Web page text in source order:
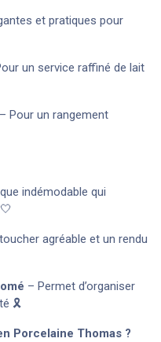
et pratiques pour
un service raffiné de lait
– Pour un rangement
indémodable qui
agréable et un rendu
– Permet d’organiser
🎗️
Porcelaine Thomas ?